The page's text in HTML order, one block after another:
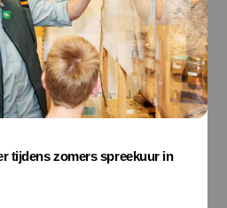
tijdens zomers spreekuur in